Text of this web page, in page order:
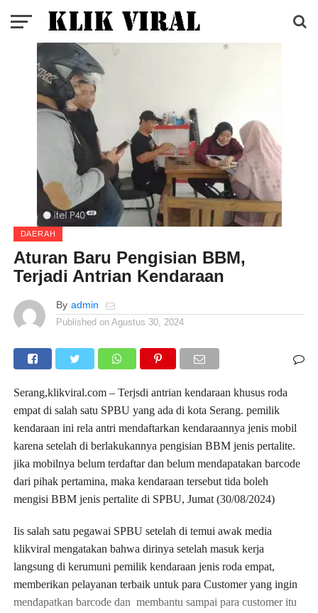
DAERAH
Aturan Baru Pengisian BBM,
Terjadi Antrian Kendaraan
By admin
Published on Agustus 30, 2024
Serang,klikviral.com – Terjsdi antrian kendaraan khusus roda
empat di salah satu SPBU yang ada di kota Serang. pemilik
kendaraan ini rela antri mendaftarkan kendaraannya jenis mobil
karena setelah di berlakukannya pengisian BBM jenis pertalite.
jika mobilnya belum terdaftar dan belum mendapatakan barcode
dari pihak pertamina, maka kendaraan tersebut tida boleh
mengisi BBM jenis pertalite di SPBU, Jumat (30/08/2024)
Iis salah satu pegawai SPBU setelah di temui awak media
klikviral mengatakan bahwa dirinya setelah masuk kerja
langsung di kerumuni pemilik kendaraan jenis roda empat,
memberikan pelayanan terbaik untuk para Customer yang ingin
mendapatkan barcode dan membantu sampai para customer itu